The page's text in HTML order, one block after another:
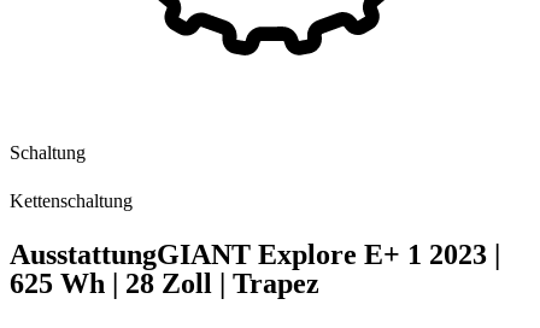
Schaltung
Kettenschaltung
AusstattungGIANT Explore E+ 1 2023 |
625 Wh | 28 Zoll | Trapez